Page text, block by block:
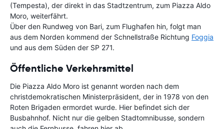
(Tempesta), der direkt in das Stadtzentrum, zum Piazza Aldo
Moro, weiterfährt.
Über den Rundweg von Bari, zum Flughafen hin, folgt man
aus dem Norden kommend der Schnellstraße Richtung Foggia
und aus dem Süden der SP 271.
Öffentliche Verkehrsmittel
Die Piazza Aldo Moro ist genannt worden nach dem
christdemokratischen Ministerpräsident, der in 1978 von den
Roten Brigaden ermordet wurde. Hier befindet sich der
Busbahnhof. Nicht nur die gelben Stadtomnibusse, sondern